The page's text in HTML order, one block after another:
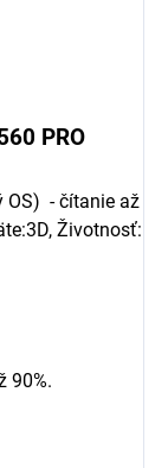
PRO
OS) - čítanie až
Životnosť:
90%.